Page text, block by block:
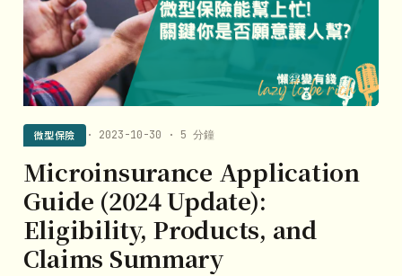
微型保險 · 2023-10-30 · 5 分鐘
Microinsurance Application
Guide (2024 Update):
Eligibility, Products, and
Claims Summary